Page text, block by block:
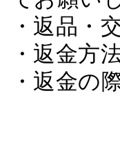
・返品・
・返金方
・返金の